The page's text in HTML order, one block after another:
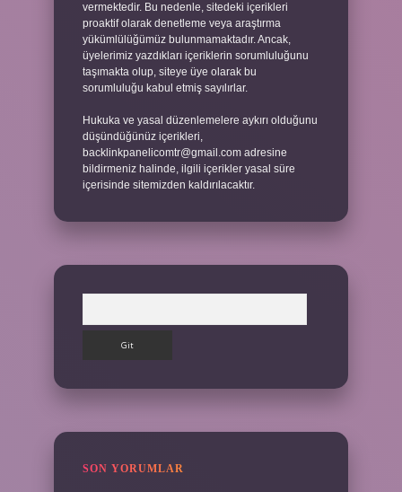
vermektedir. Bu nedenle, sitedeki içerikleri
proaktif olarak denetleme veya araştırma
yükümlülüğümüz bulunmamaktadır. Ancak,
üyelerimiz yazdıkları içeriklerin sorumluluğunu
taşımakta olup, siteye üye olarak bu
sorumluluğu kabul etmiş sayılırlar.
Hukuka ve yasal düzenlemelere aykırı olduğunu
düşündüğünüz içerikleri,
backlinkpanelicomtr@gmail.com adresine
bildirmeniz halinde, ilgili içerikler yasal süre
içerisinde sitemizden kaldırılacaktır.
SON YORUMLAR